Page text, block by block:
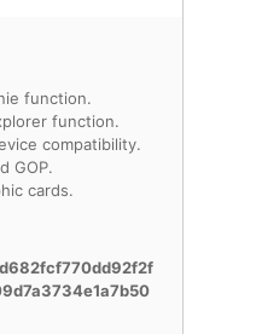
function.
function.
compatibility.
GOP.
cards.